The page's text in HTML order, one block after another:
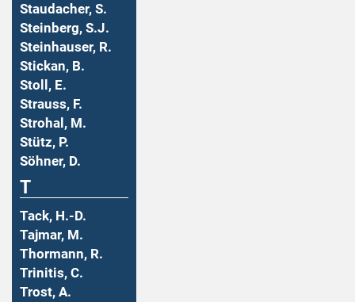
Staudacher, S.
Steinberg, S.J.
Steinhauser, R.
Stickan, B.
Stoll, E.
Strauss, F.
Strohal, M.
Stütz, P.
Söhner, D.
T
Tack, H.-D.
Tajmar, M.
Thormann, R.
Trinitis, C.
Trost, A.